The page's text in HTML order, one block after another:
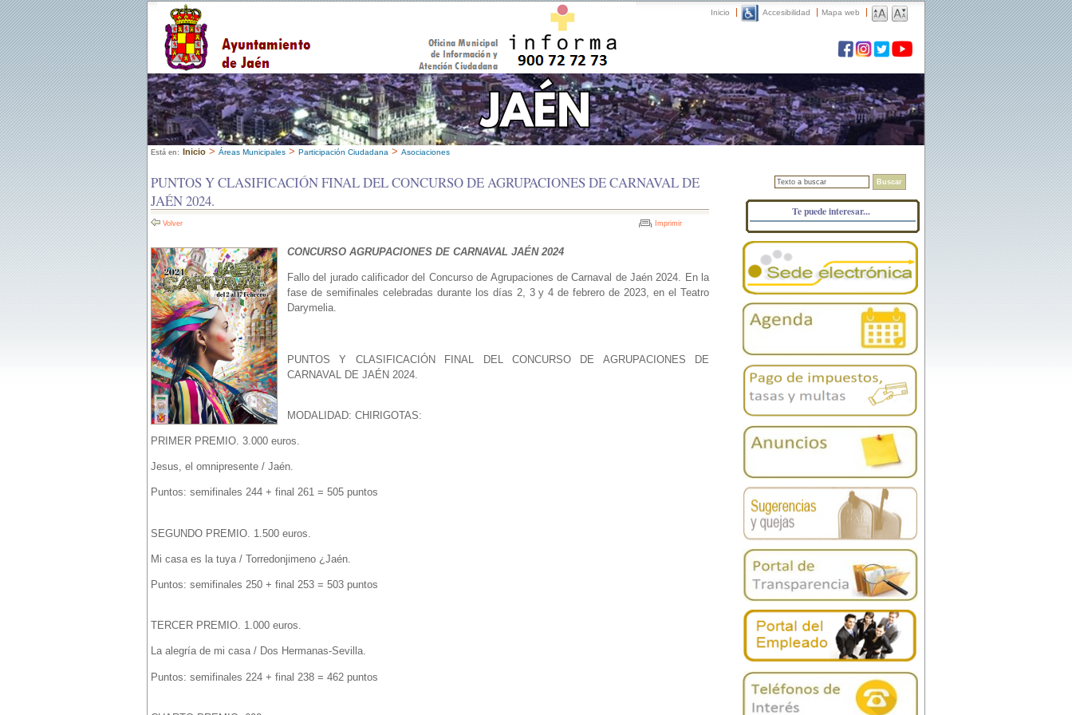
Inicio Accesibilidad Mapa web
Está en: Inicio > Áreas Municipales > Participación Ciudadana > Asociaciones
PUNTOS Y CLASIFICACIÓN FINAL DEL CONCURSO DE AGRUPACIONES DE CARNAVAL DE
JAÉN 2024.
Volver Imprimir
CONCURSO AGRUPACIONES DE CARNAVAL JAÉN 2024
Fallo del jurado calificador del Concurso de Agrupaciones de Carnaval de Jaén 2024. En la
fase de semifinales celebradas durante los días 2, 3 y 4 de febrero de 2023, en el Teatro
Darymelia.
PUNTOS Y CLASIFICACIÓN FINAL DEL CONCURSO DE AGRUPACIONES DE
CARNAVAL DE JAÉN 2024.
MODALIDAD: CHIRIGOTAS:
PRIMER PREMIO. 3.000 euros.
Jesus, el omnipresente / Jaén.
Puntos: semifinales 244 + final 261 = 505 puntos
SEGUNDO PREMIO. 1.500 euros.
Mi casa es la tuya / Torredonjimeno ¿Jaén.
Puntos: semifinales 250 + final 253 = 503 puntos
TERCER PREMIO. 1.000 euros.
La alegría de mi casa / Dos Hermanas-Sevilla.
Puntos: semifinales 224 + final 238 = 462 puntos
Buscar
Te puede interesar...